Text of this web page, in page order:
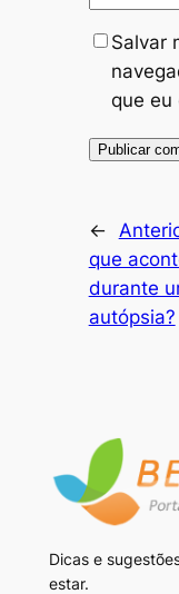
Salvar
que eu
←
que
durante
autópsia?
Dicas e
estar.